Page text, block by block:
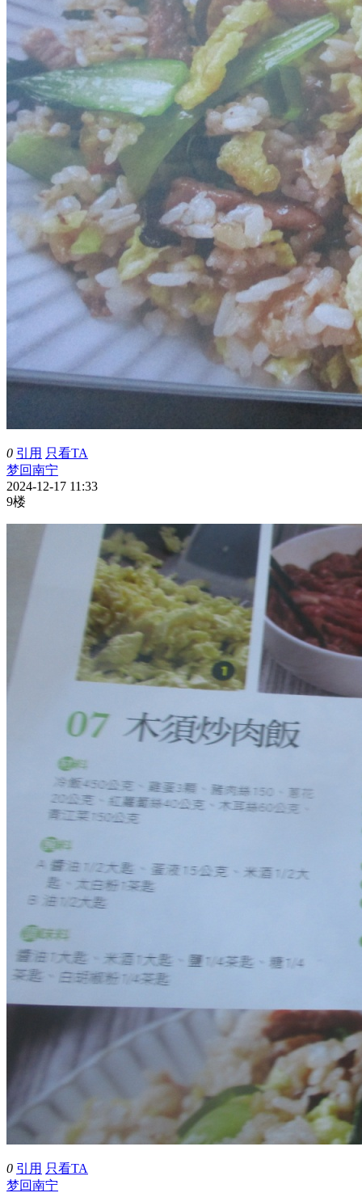
0 引用 只看TA
梦回南宁
2024-12-17 11:33
9楼
0 引用 只看TA
梦回南宁